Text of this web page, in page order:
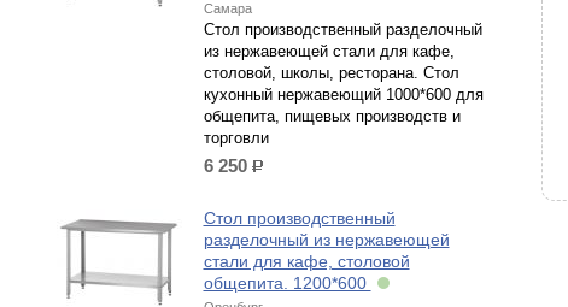
Самара
Стол производственный разделочный
из нержавеющей стали для кафе,
столовой, школы, ресторана. Стол
кухонный нержавеющий 1000*600 для
общепита, пищевых производств и
торговли
6 250 р.
Стол производственный
разделочный из нержавеющей
стали для кафе, столовой
общепита. 1200*600